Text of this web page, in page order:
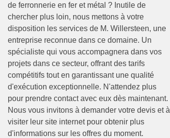
de ferronnerie en fer et métal ? Inutile de
chercher plus loin, nous mettons à votre
disposition les services de M. Willersteen, une
entreprise reconnue dans ce domaine. Un
spécialiste qui vous accompagnera dans vos
projets dans ce secteur, offrant des tarifs
compétitifs tout en garantissant une qualité
d'exécution exceptionnelle. N'attendez plus
pour prendre contact avec eux dès maintenant.
Nous vous invitons à demander votre devis et à
visiter leur site internet pour obtenir plus
d'informations sur les offres du moment.